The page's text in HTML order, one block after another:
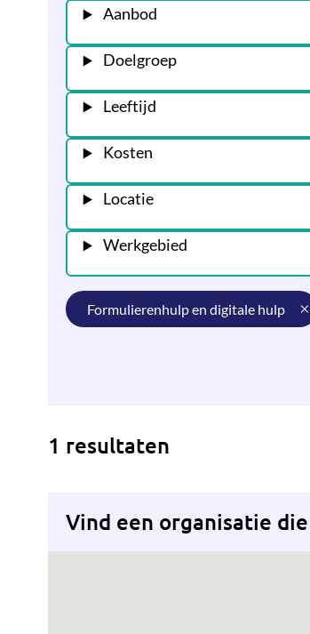
Aanbod
Doelgroep
Leeftijd
Kosten
Locatie
Werkgebied
formulierenhulp en digitale hulp
1 resultaten
Vind een organisatie